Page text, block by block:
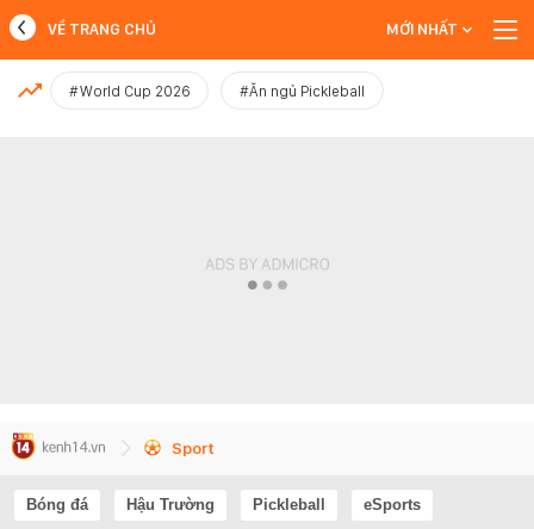
MỚI NHẤT
VỀ TRANG CHỦ MỚI NHẤT
#World Cup 2026 #Ăn ngủ Pickleball
Sport
Bóng đá Hậu Trường Pickleball eSports